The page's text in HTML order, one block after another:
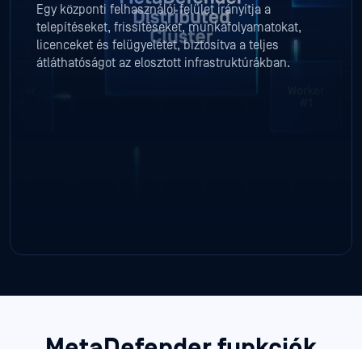
Egy központi felhasználói felület irányítja a
telepítéseket, frissítéseket, munkafolyamatokat,
licenceket és felügyeletet, biztosítva a teljes
átláthatóságot az elosztott infrastruktúrákban.